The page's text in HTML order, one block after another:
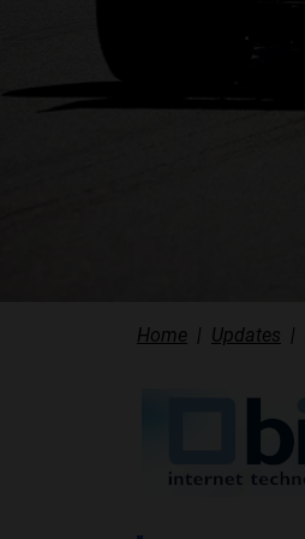
Home Updates